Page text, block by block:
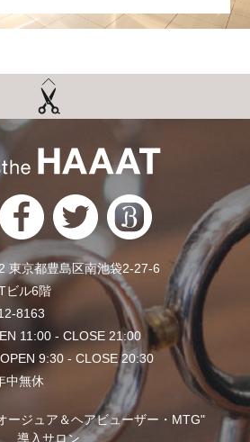
東京都豊島区南池袋2-27-6
ビル6階
8163
11:00 - CLOSE 21:00
9:30 - CLOSE 20:30
中無休
ージュア＆ヘアビューザー・MTG"
導入サロン